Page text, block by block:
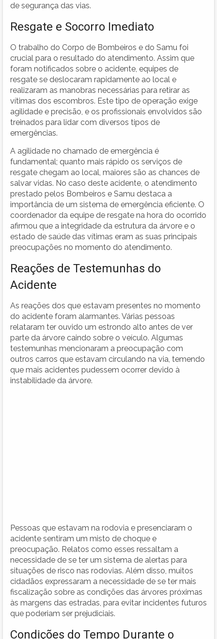
de segurança das vias.
Resgate e Socorro Imediato
O trabalho do Corpo de Bombeiros e do Samu foi
crucial para o resultado do atendimento. Assim que
foram notificados sobre o acidente, equipes de
resgate se deslocaram rapidamente ao local e
realizaram as manobras necessárias para retirar as
vítimas dos escombros. Este tipo de operação exige
agilidade e precisão, e os profissionais envolvidos são
treinados para lidar com diversos tipos de
emergências.
A agilidade no chamado de emergência é
fundamental; quanto mais rápido os serviços de
resgate chegam ao local, maiores são as chances de
salvar vidas. No caso deste acidente, o atendimento
prestado pelos Bombeiros e Samu destaca a
importância de um sistema de emergência eficiente. O
coordenador da equipe de resgate na hora do ocorrido
afirmou que a integridade da estrutura da árvore e o
estado de saúde das vítimas eram as suas principais
preocupações no momento do atendimento.
Reações de Testemunhas do
Acidente
As reações dos que estavam presentes no momento
do acidente foram alarmantes. Várias pessoas
relataram ter ouvido um estrondo alto antes de ver
parte da árvore caindo sobre o veículo. Algumas
testemunhas mencionaram a preocupação com
outros carros que estavam circulando na via, temendo
que mais acidentes pudessem ocorrer devido à
instabilidade da árvore.
Pessoas que estavam na rodovia e presenciaram o
acidente sentiram um misto de choque e
preocupação. Relatos como esses ressaltam a
necessidade de se ter um sistema de alertas para
situações de risco nas rodovias. Além disso, muitos
cidadãos expressaram a necessidade de se ter mais
fiscalização sobre as condições das árvores próximas
às margens das estradas, para evitar incidentes futuros
que poderiam ser prejudiciais.
Condições do Tempo Durante o